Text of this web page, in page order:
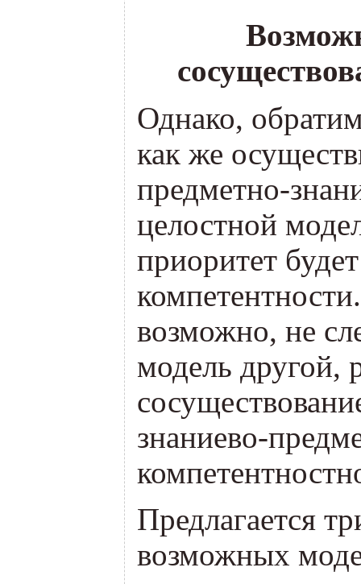
Однако,
как же
предметно-
целостной
приоритет
возможно, не
модель другой,
знаниево-
Предлагается
возможных